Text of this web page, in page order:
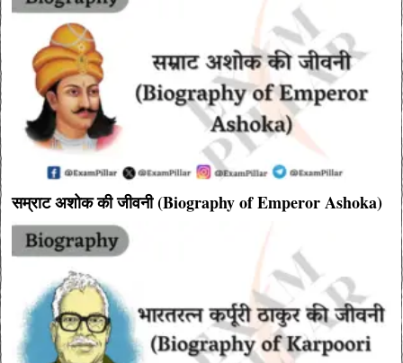
सम्राट अशोक की जीवनी (Biography of Emperor Ashoka)